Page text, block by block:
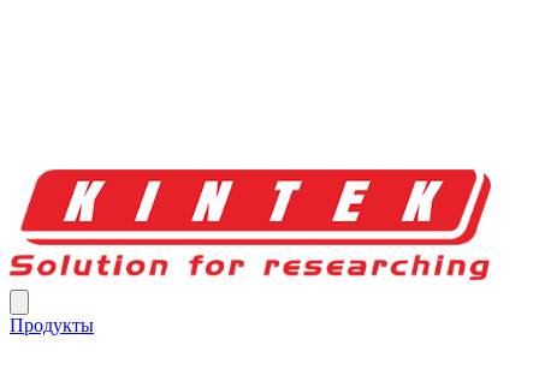
Продукты